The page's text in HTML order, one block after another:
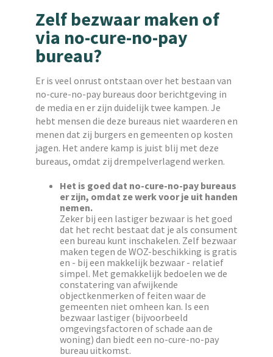
Zelf bezwaar maken of
via no-cure-no-pay
bureau?
Er is veel onrust ontstaan over het bestaan van
no-cure-no-pay bureaus door berichtgeving in
de media en er zijn duidelijk twee kampen. Je
hebt mensen die deze bureaus niet waarderen en
menen dat zij burgers en gemeenten op kosten
jagen. Het andere kamp is juist blij met deze
bureaus, omdat zij drempelverlagend werken.
Het is goed dat no-cure-no-pay bureaus
er zijn, omdat ze werk voor je uit handen
nemen.
Zeker bij een lastiger bezwaar is het goed
dat het recht bestaat dat je als consument
een bureau kunt inschakelen. Zelf bezwaar
maken tegen de WOZ-beschikking is gratis
en - bij een makkelijk bezwaar - relatief
simpel. Met gemakkelijk bedoelen we de
constatering van afwijkende
objectkenmerken of feiten waar de
gemeenten niet omheen kan. Is een
bezwaar lastiger (bijvoorbeeld
omgevingsfactoren of schade aan de
woning) dan biedt een no-cure-no-pay
bureau uitkomst.